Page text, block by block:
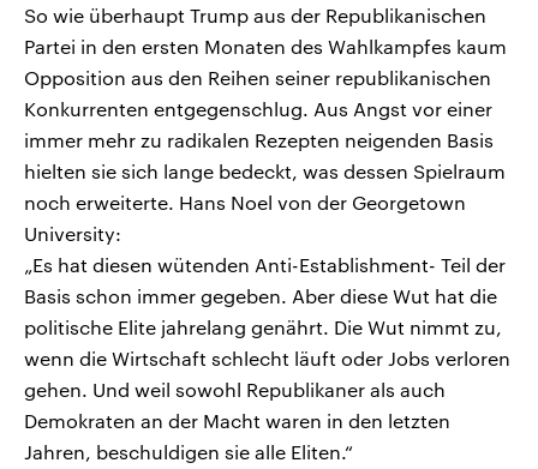
So wie überhaupt Trump aus der Republikanischen
Partei in den ersten Monaten des Wahlkampfes kaum
Opposition aus den Reihen seiner republikanischen
Konkurrenten entgegenschlug. Aus Angst vor einer
immer mehr zu radikalen Rezepten neigenden Basis
hielten sie sich lange bedeckt, was dessen Spielraum
noch erweiterte. Hans Noel von der Georgetown
University:
„Es hat diesen wütenden Anti-Establishment- Teil der
Basis schon immer gegeben. Aber diese Wut hat die
politische Elite jahrelang genährt. Die Wut nimmt zu,
wenn die Wirtschaft schlecht läuft oder Jobs verloren
gehen. Und weil sowohl Republikaner als auch
Demokraten an der Macht waren in den letzten
Jahren, beschuldigen sie alle Eliten.“